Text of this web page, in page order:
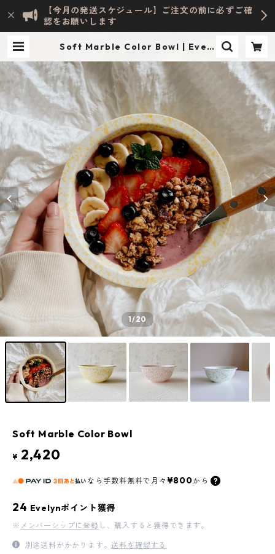
【今月の発送スケジュール】ご注文の前に必ずご確
認をお願いします
Soft Marble Color Bowl | Evely
R & LIFESTYLE
1/20
Soft Marble Color Bowl
¥ 2,420
なら 手数料無料で 月々 ¥800から
24 Evelynポイント獲得
※ メンバーシップに登録 し、購入すると獲得できます。
別途送料がかかります。送料を確認する